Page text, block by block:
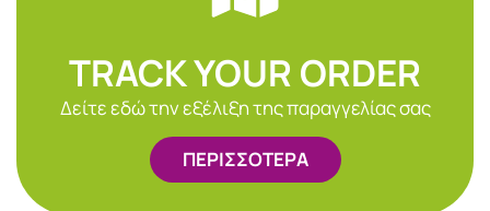
TRACK YOUR ORDER
Δείτε εδώ την εξέλιξη της παραγγελίας σας
ΠΕΡΙΣΣΟΤΕΡΑ